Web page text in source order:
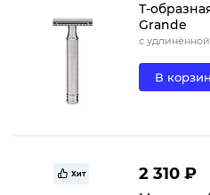
Т-
Grande
с
В
Хит 2 310 ₽